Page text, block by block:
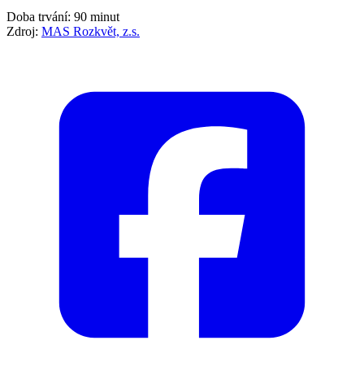
Doba trvání: 90 minut
Zdroj: MAS Rozkvět, z.s.